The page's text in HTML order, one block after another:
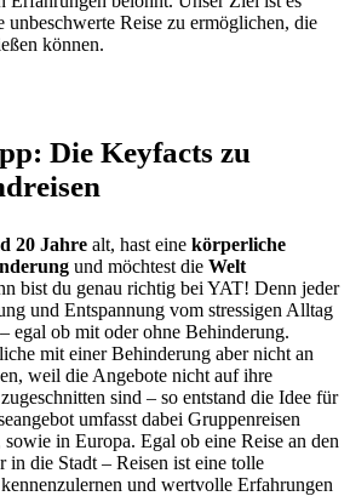
unbeschwerte Reise zu ermöglichen, die
können.
Die Keyfacts zu
20 Jahre alt, hast eine körperliche
und möchtest die Welt
bist du genau richtig bei YAT! Denn jeder
und Entspannung vom stressigen Alltag
egal ob mit oder ohne Behinderung.
mit einer Behinderung aber nicht an
weil die Angebote nicht auf ihre
zugeschnitten sind – so entstand die Idee für
umfasst dabei Gruppenreisen
in Europa. Egal ob eine Reise an den
in die Stadt – Reisen ist eine tolle
und wertvolle Erfahrungen